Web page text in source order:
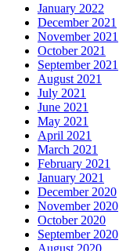
January 2022
December 2021
November 2021
October 2021
September 2021
August 2021
July 2021
June 2021
May 2021
April 2021
March 2021
February 2021
January 2021
December 2020
November 2020
October 2020
September 2020
August 2020